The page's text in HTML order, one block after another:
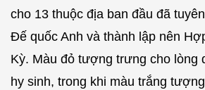
cho 13 thuộc địa ban đầu đã
Đế quốc Anh và thành lập nên
Kỳ. Màu đỏ tượng trưng cho lòng
hy sinh, trong khi màu trắng